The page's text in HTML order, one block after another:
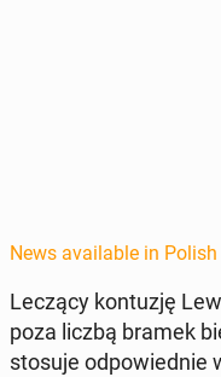
News available in Polish
Leczący kon­tuzję
poza liczbą bramek
stosuje odpowied­nie